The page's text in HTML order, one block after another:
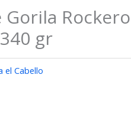
Gorila
gr
el Cabello